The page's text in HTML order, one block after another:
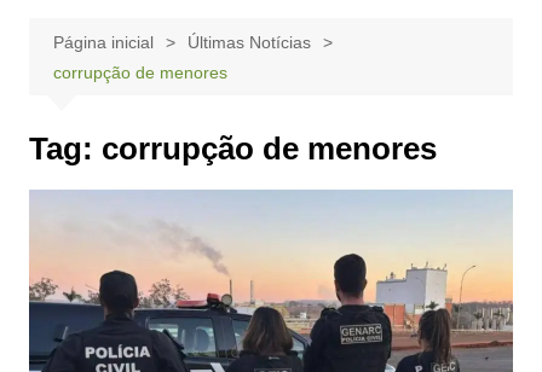
Página inicial
Últimas Notícias
corrupção de menores
Tag: corrupção de menores